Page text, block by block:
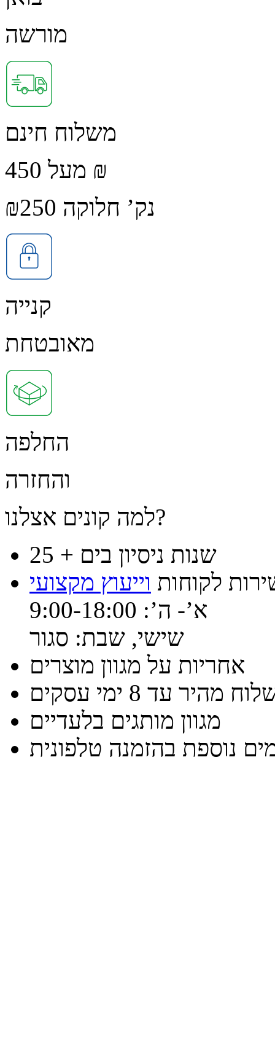
מורשה
משלוח חינם
מעל 450 ₪
נק’ חלוקה ₪250
קנייה
מאובטחת
החלפה
והחזרה
למה קונים אצלנו?
25 + שנות ניסיון בים
לקוחות וייעוץ מקצועי
א’- ה’: 9:00-18:00
שישי, שבת: סגור
אחריות על מגוון מוצרים
מהיר עד 8 ימי עסקים
מגוון מותגים בלעדיים
נוספת בהזמנה טלפונית